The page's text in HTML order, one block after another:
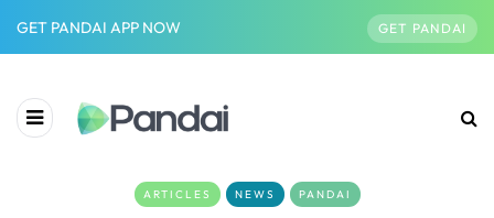
GET PANDAI APP NOW GET PANDAI
ARTICLES NEWS PANDAI